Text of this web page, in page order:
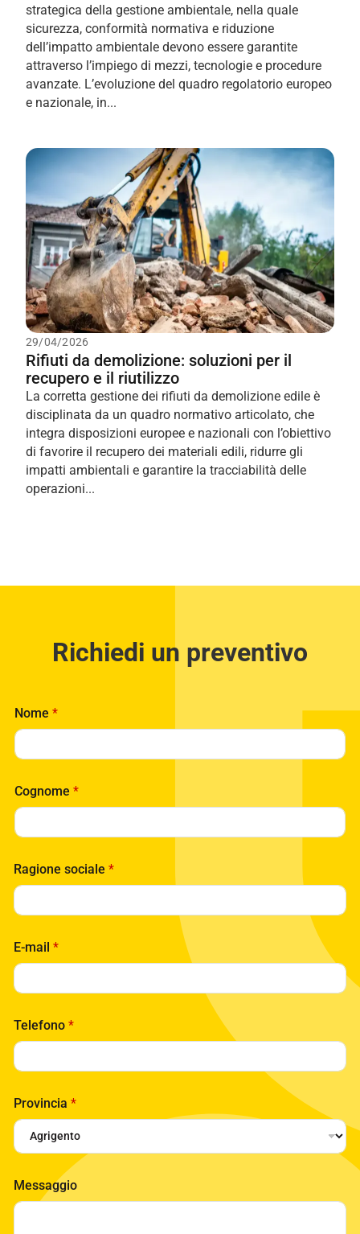
strategica della gestione ambientale, nella quale
sicurezza, conformità normativa e riduzione
dell’impatto ambientale devono essere garantite
attraverso l’impiego di mezzi, tecnologie e procedure
avanzate. L’evoluzione del quadro regolatorio europeo
e nazionale, in...
29/04/2026
Rifiuti da demolizione: soluzioni per il
recupero e il riutilizzo
La corretta gestione dei rifiuti da demolizione edile è
disciplinata da un quadro normativo articolato, che
integra disposizioni europee e nazionali con l’obiettivo
di favorire il recupero dei materiali edili, ridurre gli
impatti ambientali e garantire la tracciabilità delle
operazioni...
Richiedi un preventivo
Nome *
Cognome *
Ragione sociale *
E-mail *
Telefono *
Provincia *
Messaggio